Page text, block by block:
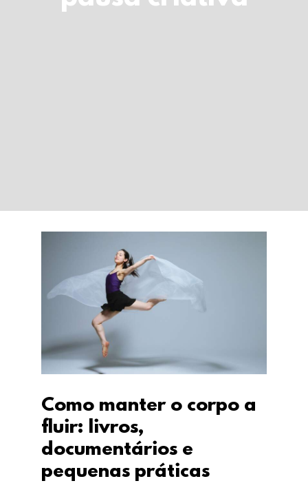
Como manter o corpo
a fluir: livros,
documentários e
pequenas práticas
Como manter o corpo a
fluir: livros,
documentários e
pequenas práticas